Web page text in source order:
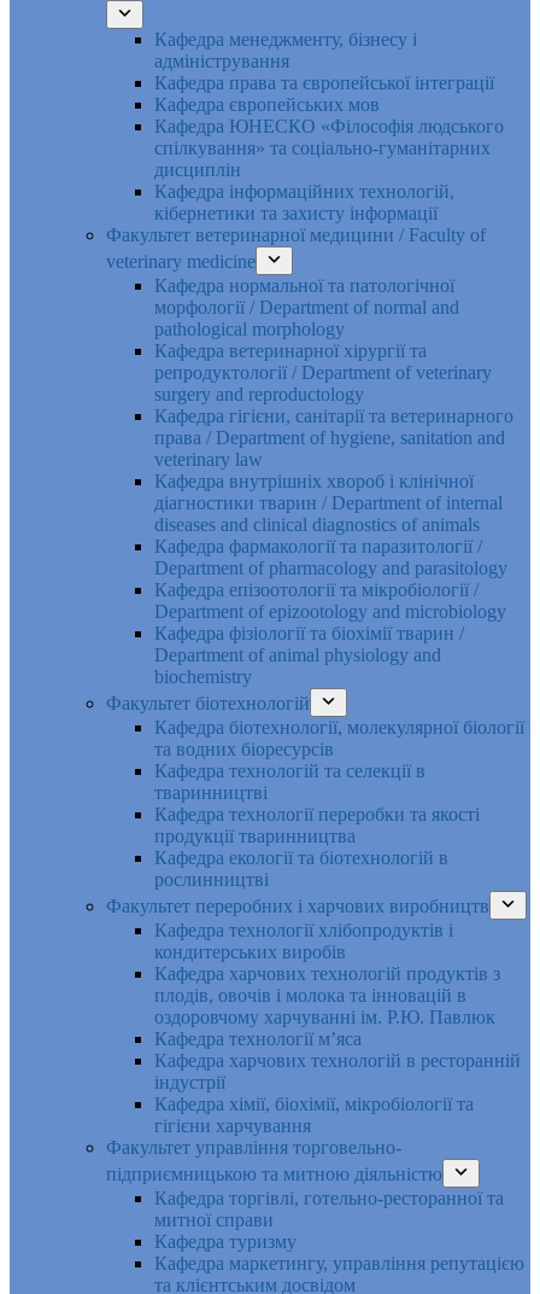
Кафедра менеджменту, бізнесу і
адміністрування
Кафедра права та європейської інтеграції
Кафедра європейських мов
Кафедра ЮНЕСКО «Філософія людського
спілкування» та соціально-гуманітарних
дисциплін
Кафедра інформаційних технологій,
кібернетики та захисту інформації
Факультет ветеринарної медицини / Faculty of
veterinary medicine
Кафедра нормальної та патологічної
морфології / Department of normal and
pathological morphology
Кафедра ветеринарної хірургії та
репродуктології / Department of veterinary
surgery and reproductology
Кафедра гігієни, санітарії та ветеринарного
права / Department of hygiene, sanitation and
veterinary law
Кафедра внутрішніх хвороб і клінічної
діагностики тварин / Department of internal
diseases and clinical diagnostics of animals
Кафедра фармакології та паразитології /
Department of pharmacology and parasitology
Кафедра епізоотології та мікробіології /
Department of epizootology and microbiology
Кафедра фізіології та біохімії тварин /
Department of animal physiology and
biochemistry
Факультет біотехнологій
Кафедра біотехнології, молекулярної біології
та водних біоресурсів
Кафедра технологій та селекції в
тваринництві
Кафедра технології переробки та якості
продукції тваринництва
Кафедра екології та біотехнологій в
рослинництві
Факультет переробних і харчових виробництв
Кафедра технології хлібопродуктів і
кондитерських виробів
Кафедра харчових технологій продуктів з
плодів, овочів і молока та інновацій в
оздоровчому харчуванні ім. Р.Ю. Павлюк
Кафедра технології м’яса
Кафедра харчових технологій в ресторанній
індустрії
Кафедра хімії, біохімії, мікробіології та
гігієни харчування
Факультет управління торговельно-
підприємницькою та митною діяльністю
Кафедра торгівлі, готельно-ресторанної та
митної справи
Кафедра туризму
Кафедра маркетингу, управління репутацією
та клієнтським досвідом